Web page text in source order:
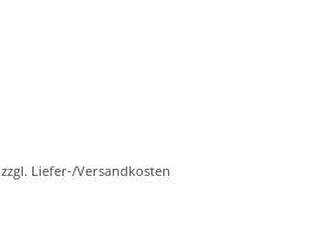
zzgl. Liefer-/Versandkosten